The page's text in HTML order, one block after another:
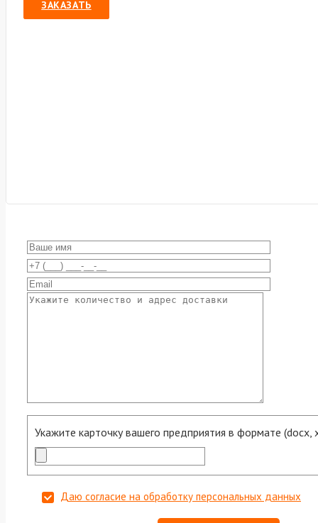
ЗАКАЗАТЬ
Укажите карточку вашего предприятия в формате (docx,
Даю согласие на обработку персональных данных